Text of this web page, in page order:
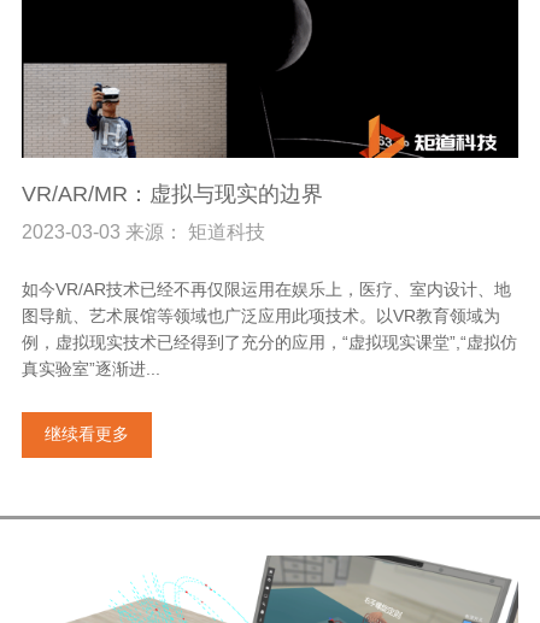
VR/AR/MR：虚拟与现实的边界
2023-03-03 来源： 矩道科技
如今VR/AR技术已经不再仅限运用在娱乐上，医疗、室内设计、地
图导航、艺术展馆等领域也广泛应用此项技术。以VR教育领域为
例，虚拟现实技术已经得到了充分的应用，“虚拟现实课堂”,“虚拟仿
真实验室”逐渐进...
继续看更多